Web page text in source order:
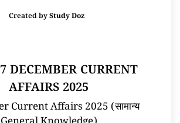
Created byStudy Doz
DECEMBER CURRENT
AFFAIRS 2025
Current Affairs 2025 (सामान्य